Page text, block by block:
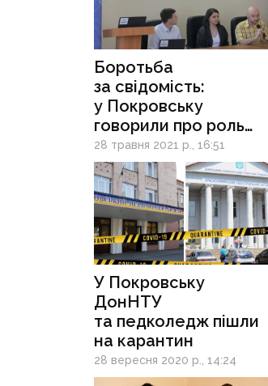
Боротьба
за свідомість:
у Покровську
говорили про роль
освіти у національній
стійкості України
28 травня 2021 р., 16:51
У Покровську
ДонНТУ
та педколедж пішли
на карантин
28 вересня 2020 р., 14:24